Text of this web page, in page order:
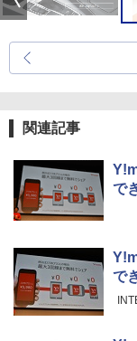
関連記事
で
で